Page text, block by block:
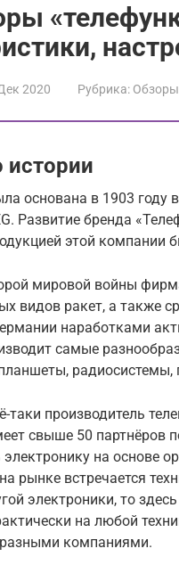
2020 Рубрика: Обзоры
истории
основана в 1903 году
Развитие бренда
этой компании
мировой войны
видов ракет, а также
наработками
самые
радиосистемы,
таки производитель
свыше 50 партнёров
электронику на основе
рынке встречается
электроники, то
на любой
компаниями.